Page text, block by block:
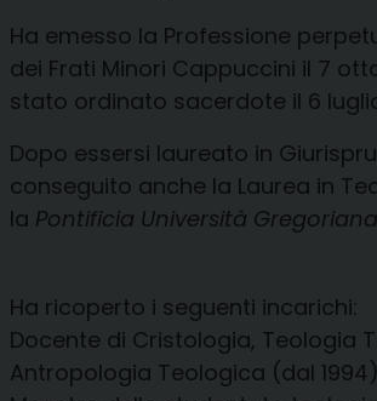
Ha emesso la Professione
dei Frati Minori Cappuccini il 7
stato ordinato sacerdote il 6 luglio
Dopo essersi laureato in
conseguito anche la Laurea in
la Pontificia Università Gregoriana
Ha ricoperto i seguenti incarichi:
Docente di Cristologia, Teologia
Antropologia Teologica (dal